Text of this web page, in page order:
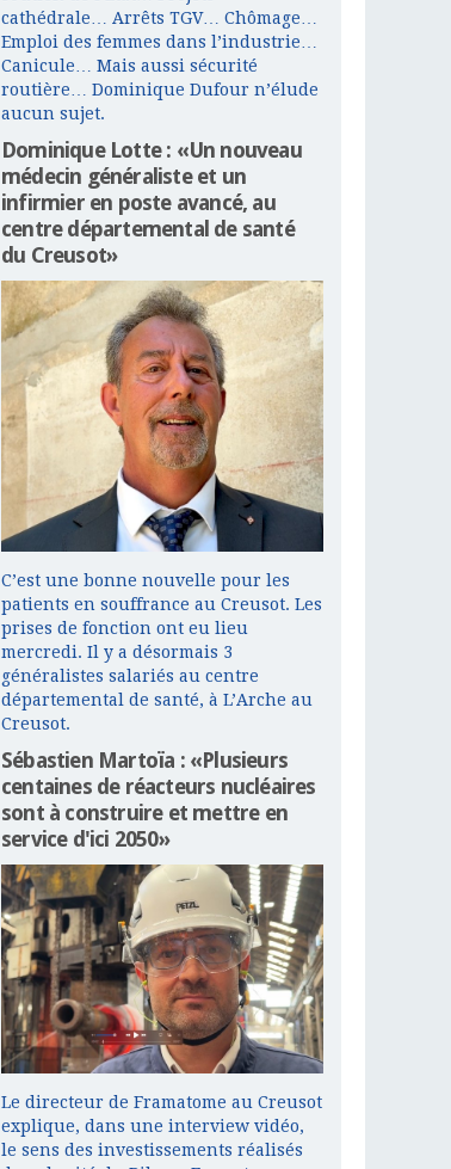
cathédrale… Arrêts TGV… Chômage…
Emploi des femmes dans l’industrie…
Canicule… Mais aussi sécurité
routière… Dominique Dufour n’élude
aucun sujet.
Dominique Lotte : «Un nouveau
médecin généraliste et un
infirmier en poste avancé, au
centre départemental de santé
du Creusot»
C’est une bonne nouvelle pour les
patients en souffrance au Creusot. Les
prises de fonction ont eu lieu
mercredi. Il y a désormais 3
généralistes salariés au centre
départemental de santé, à L’Arche au
Creusot.
Sébastien Martoïa : «Plusieurs
centaines de réacteurs nucléaires
sont à construire et mettre en
service d'ici 2050»
Le directeur de Framatome au Creusot
explique, dans une interview vidéo,
le sens des investissements réalisés